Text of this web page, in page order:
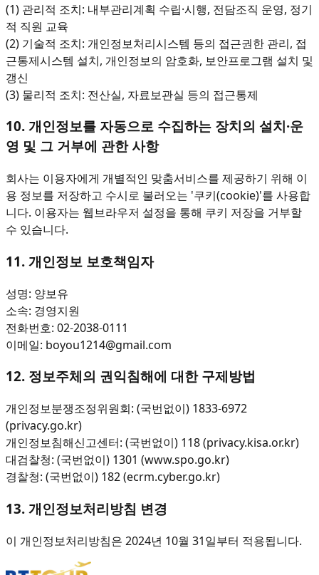
(1) 관리적 조치: 내부관리계획 수립·시행, 전담조직 운영, 정기
적 직원 교육
(2) 기술적 조치: 개인정보처리시스템 등의 접근권한 관리, 접
근통제시스템 설치, 개인정보의 암호화, 보안프로그램 설치 및
갱신
(3) 물리적 조치: 전산실, 자료보관실 등의 접근통제
10. 개인정보를 자동으로 수집하는 장치의 설치·운
영 및 그 거부에 관한 사항
회사는 이용자에게 개별적인 맞춤서비스를 제공하기 위해 이
용 정보를 저장하고 수시로 불러오는 '쿠키(cookie)'를 사용합
니다. 이용자는 웹브라우저 설정을 통해 쿠키 저장을 거부할
수 있습니다.
11. 개인정보 보호책임자
성명: 양보유
소속: 경영지원
전화번호: 02-2038-0111
이메일: boyou1214@gmail.com
12. 정보주체의 권익침해에 대한 구제방법
개인정보분쟁조정위원회: (국번없이) 1833-6972
(privacy.go.kr)
개인정보침해신고센터: (국번없이) 118 (privacy.kisa.or.kr)
대검찰청: (국번없이) 1301 (www.spo.go.kr)
경찰청: (국번없이) 182 (ecrm.cyber.go.kr)
13. 개인정보처리방침 변경
이 개인정보처리방침은 2024년 10월 31일부터 적용됩니다.